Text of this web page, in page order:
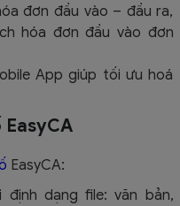
đơn đầu vào – đầu ra,
hóa đơn đầu vào đơn
App giúp tối ưu hoá
EasyCA
EasyCA:
định dạng file: văn bản,